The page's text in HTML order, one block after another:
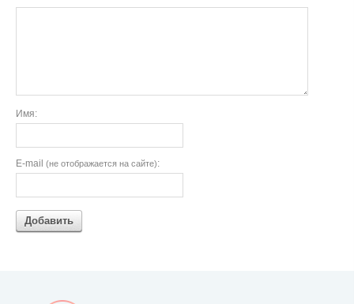
Имя:
E-mail (не отображается на сайте):
Добавить